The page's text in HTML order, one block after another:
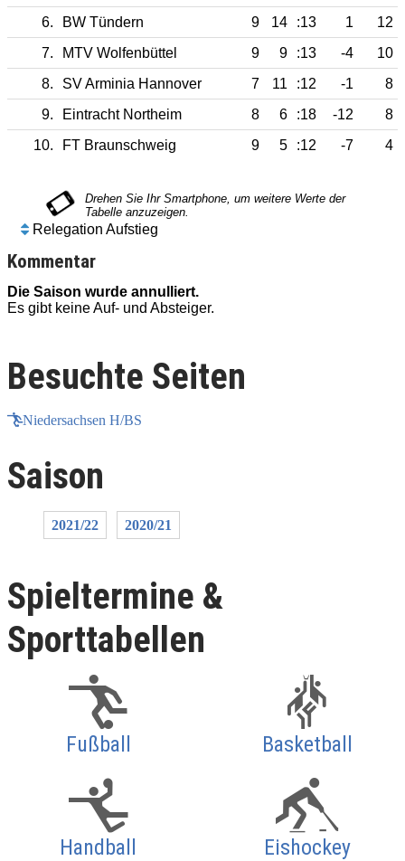
6.
BW Tündern 9 14 :13 1
12
7.
MTV Wolfenbüttel 9 9 :13 -4
10
8.
SV Arminia Hannover 7 11 :12 -1
8
9.
Eintracht Northeim 8 6 :18 -12
8
10.
FT Braunschweig 9 5 :12 -7 4
Relegation Aufstieg
Kommentar
Die Saison wurde annulliert.
Es gibt keine Auf- und Absteiger.
Besuchte Seiten
Niedersachsen H/BS
Saison
2021/22 2020/21
Spieltermine &
Sporttabellen
Fußball Basketball
Handball Eishockey